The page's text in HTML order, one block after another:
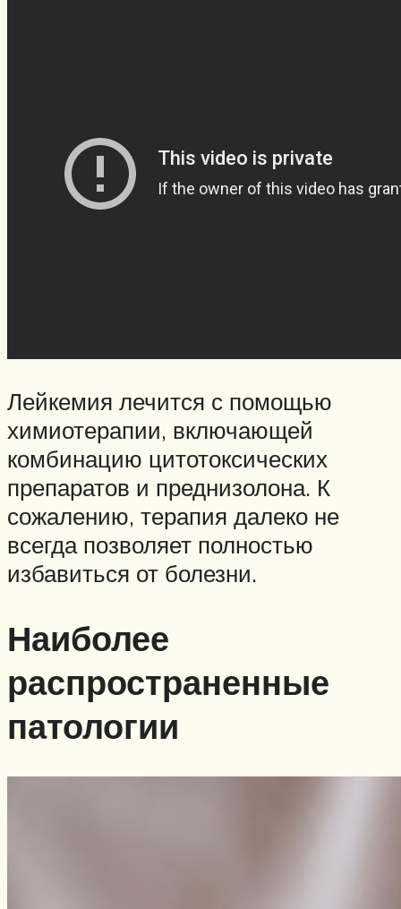
Лейкемия лечится с помощью
химиотерапии, включающей
комбинацию цитотоксических
препаратов и преднизолона. К
сожалению, терапия далеко не
всегда позволяет полностью
избавиться от болезни.
Наиболее
распространенные
патологии